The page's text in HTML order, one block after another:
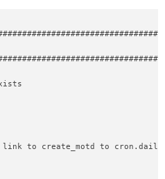
to create_motd to cron.daily